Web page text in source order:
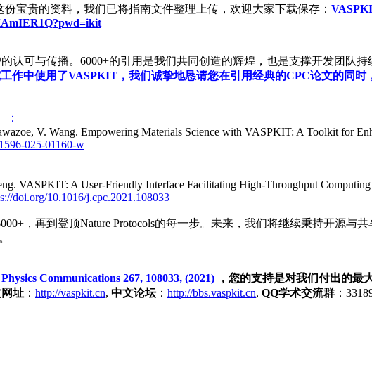
宝贵的资料，我们已将指南文件整理上传，欢迎大家下载保存：
可与传播。6000+的引用是我们共同创造的辉煌，也是支撑开发团队
作中使用了VASPKIT，我们诚挚地恳请您在引用经典的CPC论文的同时
：
V. Wang. Empowering Materials Science with VASPKIT: A Toolkit for
025-01160-w
VASPKIT: A User-Friendly Interface Facilitating High-Throughput Computing
doi.org/10.1016/j.cpc.2021.108033
，再到登顶Nature Protocols的每一步。未来，我们将继续秉持开源与
Communications 267, 108033, (2021)
，您的支持是对我们付出的最
址 ： http://vaspkit.cn, 中文论坛： http://bbs.vaspkit.cn, QQ学术交流群 ：